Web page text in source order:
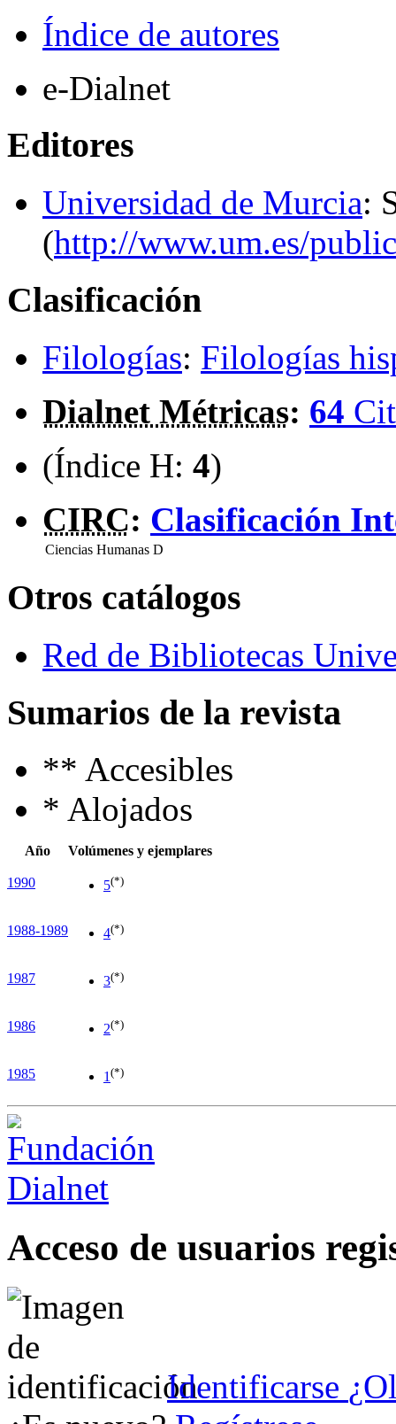
Índice de autores
e-Dialnet
Editores
Universidad de Murcia:
(http://www.um.es/
Clasificación
Filologías: Filologías
Dialnet Métricas: 64
(Índice H: 4)
CIRC: Clasificación
Ciencias Humanas D
Otros catálogos
Red de Bibliotecas
Sumarios de la revista
** Accesibles
* Alojados
Año Volúmenes y ejemplares
1990 5(*)
1988-1989 4(*)
1987 3(*)
1986 2(*)
1985 1 (*)
Acceso de usuarios
Identificarse